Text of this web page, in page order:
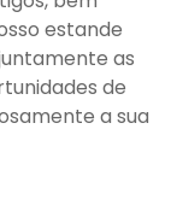
estande
as
de
a sua